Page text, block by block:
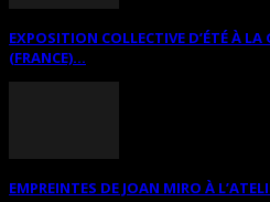
EXPOSITION COLLECTIVE D’ÉTÉ À LA
(FRANCE)...
EMPREINTES DE JOAN MIRO À